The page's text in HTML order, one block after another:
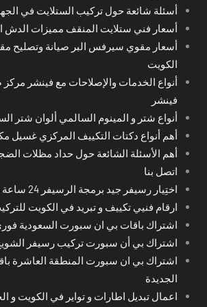
أسئلة شائعة حول تركيب الستلايت في
أسعار فني ستلايت المنقف مميزات الدش
أسعار مقوي سيرفس البر صيانة وتصليح
الكويت
أنواع الخدمات والإصلاحات مع فينشر
فينشر
أنواع شتر و المينوم السالمي ألوان شتر
أهم أنواع دكتات التكييف المركزي غسيل
أهم الأسئلة الشائعة حول حداد مظلات
اتصل بنا
اختِيار رسيفر جيد برمجة الرسيفر 24 ساعة في الكويت
ارقام فنيي تكييف و تبريد في الكويت
اشتراك باقات بي ان سبورت السعودية
اشتراك بي أن سبورت تركيب رسيفر
الجديدة
اعمال تبديل اطارات و تواير في الكويت و